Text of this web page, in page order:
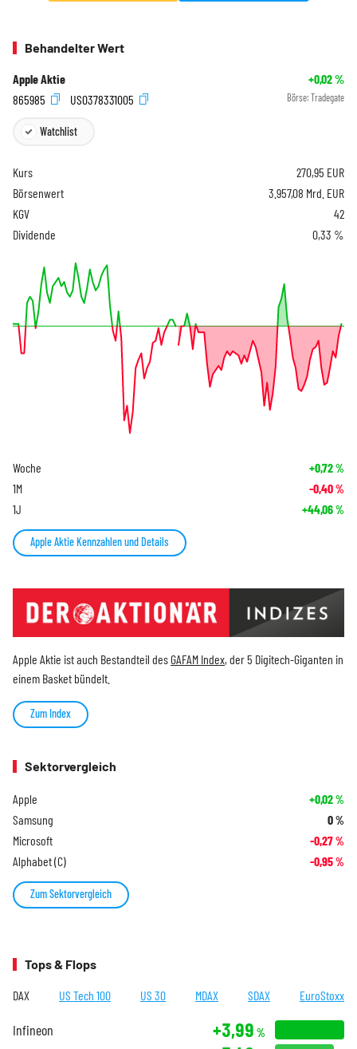
Behandelter Wert
Apple Aktie +0,02%
865985
US0378331005 Börse: Tradegate
Watchlist
Kurs 270,95 EUR
Börsenwert
3.957,08 Mrd. EUR
KGV
42
Dividende
0,33 %
Woche +0,72%
1M -0,40%
1J +44,06%
Apple Aktie Kennzahlen und Details
Apple Aktie ist auch Bestandteil desGAFAM Index, der 5 Digitech-Giganten in
einem Basket bündelt.
Zum Index
Sektorvergleich
Apple +0,02%
Samsung 0%
Microsoft -0,27%
Alphabet (C) -0,95%
Zum Sektorvergleich
Tops & Flops
DAX US Tech 100 US 30 MDAX SDAX EuroStoxx
Infineon +3,99 %